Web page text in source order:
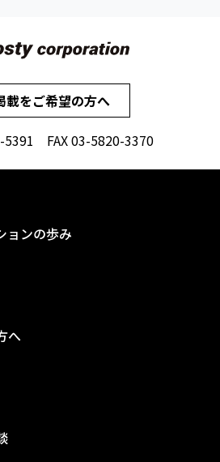
載をご希望の方へ
FAX 03-5820-3370
ョンの歩み
へ